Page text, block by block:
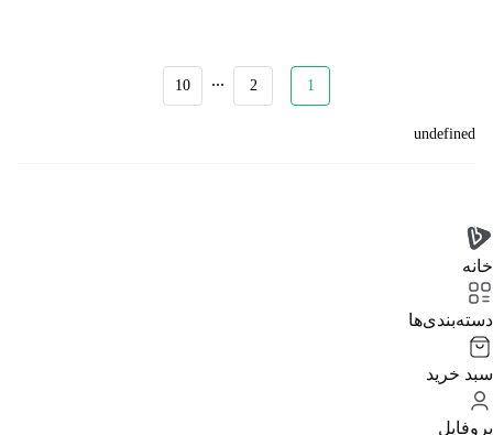
1
2
...
10
undefined
خانه
دسته‌بندی‌‌ها
سبد خرید
پروفایل